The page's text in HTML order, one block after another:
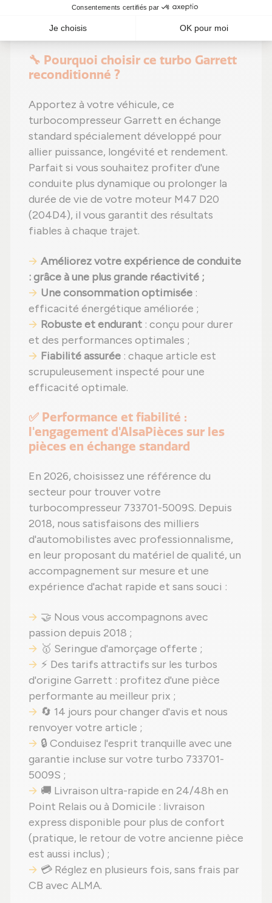
votre moteur tout en diminuant vos coûts
d'entretien !
🔧 Pourquoi choisir ce turbo Garrett
reconditionné ?
Apportez à votre véhicule, ce
turbocompresseur Garrett en échange
standard spécialement développé pour
allier puissance, longévité et rendement.
Parfait si vous souhaitez profiter d'une
conduite plus dynamique ou prolonger la
durée de vie de votre moteur M47 D20
(204D4), il vous garantit des résultats
fiables à chaque trajet.
Améliorez votre expérience de conduite
: grâce à une plus grande réactivité ;
Une consommation optimisée :
efficacité énergétique améliorée ;
Robuste et endurant : conçu pour durer
et des performances optimales ;
Fiabilité assurée : chaque article est
scrupuleusement inspecté pour une
efficacité optimale.
✅ Performance et fiabilité :
l'engagement d'AlsaPièces sur les
pièces en échange standard
En 2026, choisissez une référence du
secteur pour trouver votre
turbocompresseur 733701-5009S. Depuis
2018, nous satisfaisons des milliers
d'automobilistes avec professionnalisme,
en leur proposant du matériel de qualité, un
accompagnement sur mesure et une
expérience d'achat rapide et sans souci :
🤝 Nous vous accompagnons avec
passion depuis 2018 ;
🥇 Seringue d'amorçage offerte ;
⚡ Des tarifs attractifs sur les turbos
d'origine Garrett : profitez d'une pièce
performante au meilleur prix ;
🔄 14 jours pour changer d'avis et nous
renvoyer votre article ;
🔒 Conduisez l'esprit tranquille avec une
garantie incluse sur votre turbo 733701-
5009S ;
🚚 Livraison ultra-rapide en 24/48h en
Point Relais ou à Domicile : livraison
express disponible pour plus de confort
(pratique, le retour de votre ancienne pièce
est aussi inclus) ;
💳 Réglez en plusieurs fois, sans frais par
CB avec ALMA.